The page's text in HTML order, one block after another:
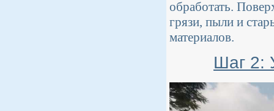
обработать.
грязи, пыли и
материалов.
Шаг 2: